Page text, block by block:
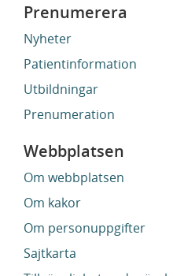
Prenumerera
Nyheter
Patientinformation
Utbildningar
Prenumeration
Webbplatsen
Om webbplatsen
Om kakor
Om personuppgifter
Sajtkarta